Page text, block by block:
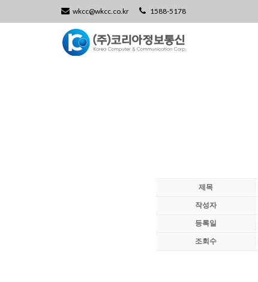
wkcc@wkcc.co.kr 1588-5178
제목
작성자
등록일
조회수